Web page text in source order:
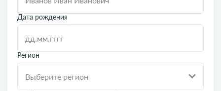
Дата рождения
Регион